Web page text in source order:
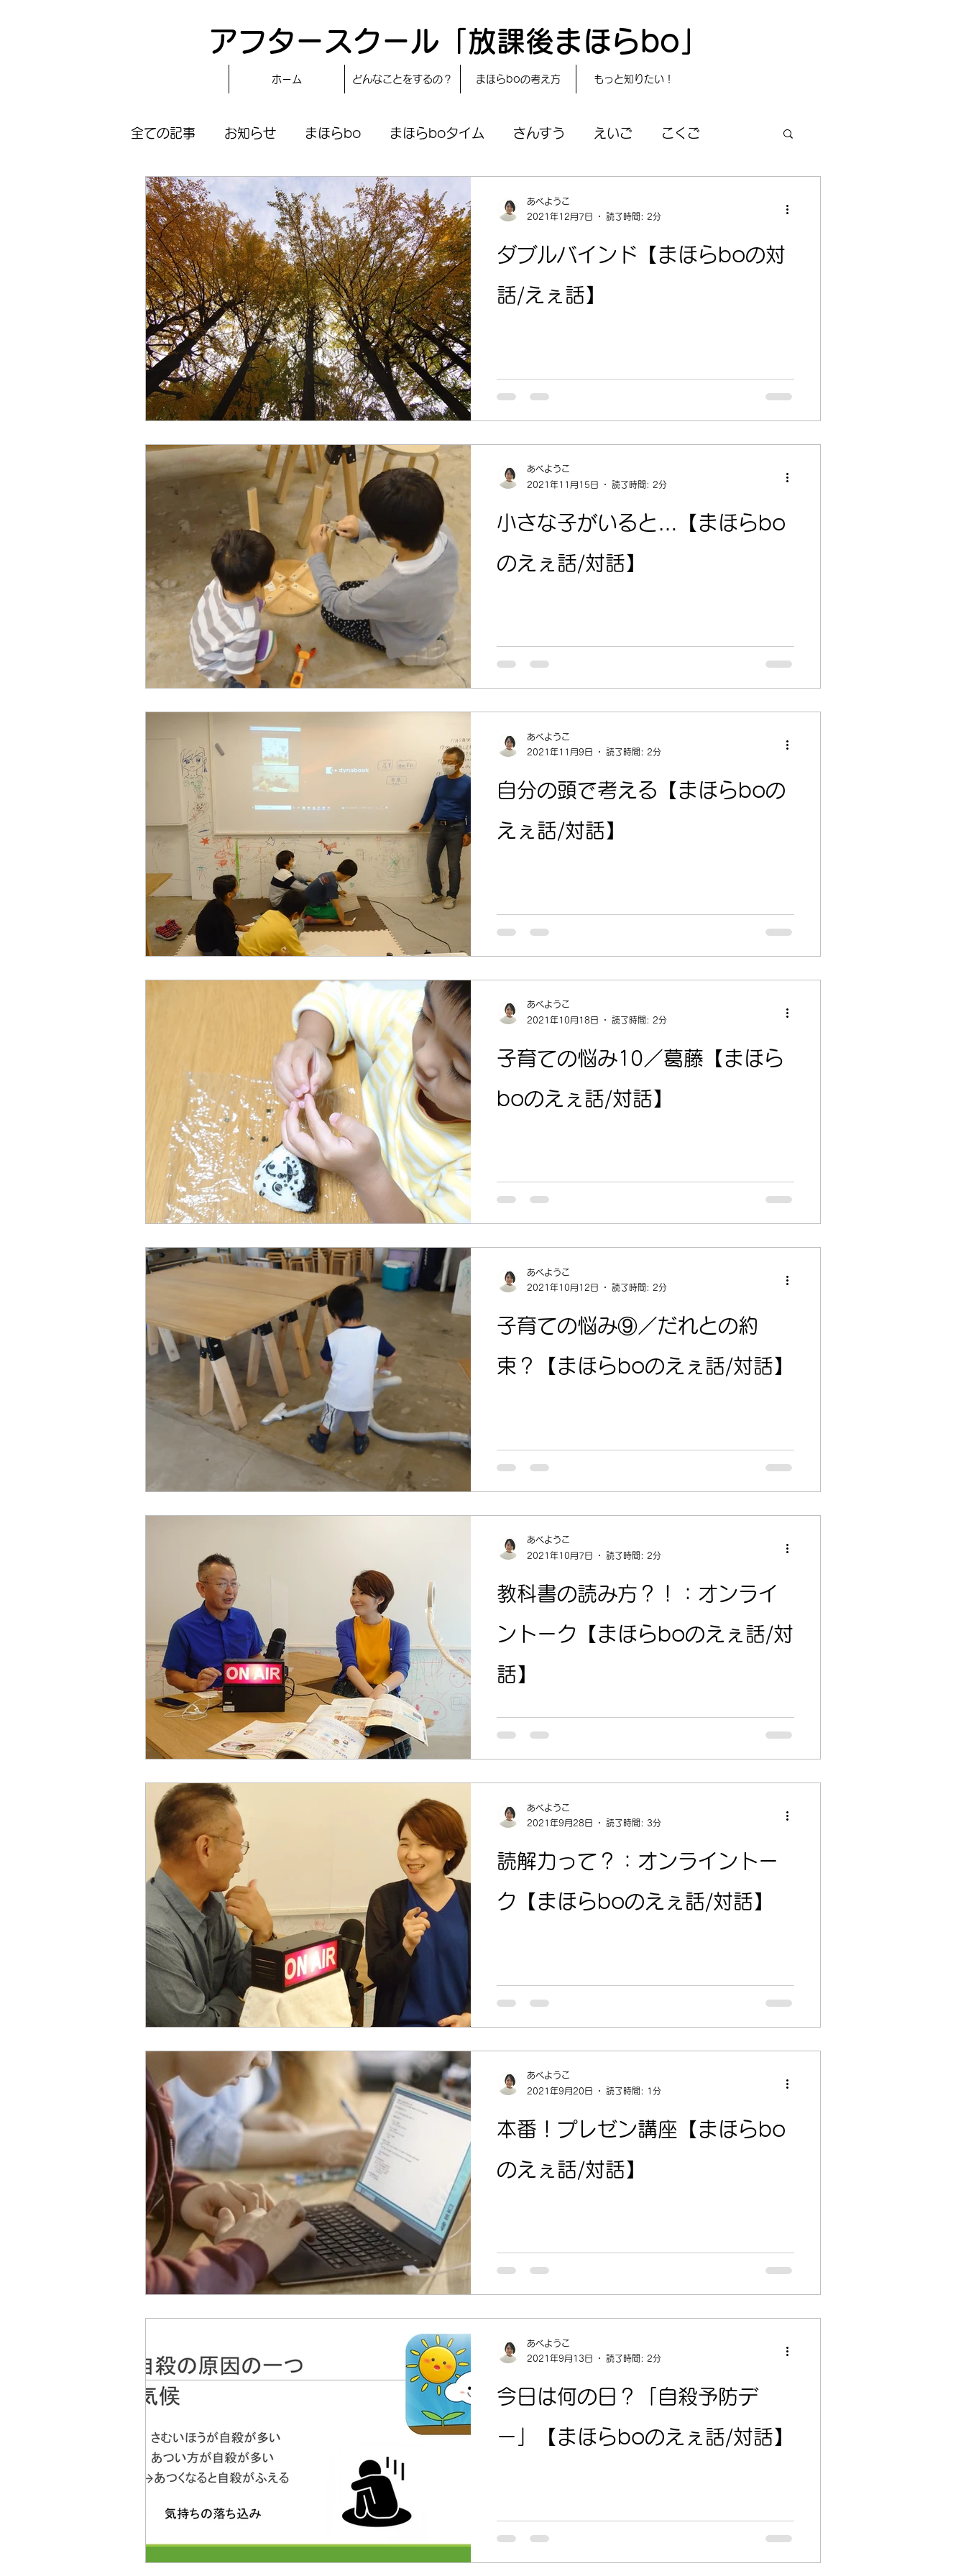
アフタースクール「放課後まほらbo」
ホーム どんなことをするの？ まほらboの考え方 もっと知りたい！
全ての記事 お知らせ まほらbo まほらboタイム さんすう えいご こくご
スタッフブログ 〝自分で作る〟もぐもぐタイム
まほらboのえぇ話／対話 まほらboの学習／仕事 まほらboのあそび
まほらboの催し／行事 まほらじお SDGs 今日は何の日？
ダブルバインド【まほらboの対
話/えぇ話】
あべようこ
2021年12月7日
読了時間: 2分
小さな子がいると…【まほらbo
のえぇ話/対話】
あべようこ
2021年11月15日
読了時間: 2分
自分の頭で考える【まほらboの
えぇ話/対話】
あべようこ
2021年11月9日
読了時間: 2分
子育ての悩み10／葛藤【まほら
boのえぇ話/対話】
あべようこ
2021年10月18日
読了時間: 2分
子育ての悩み⑨／だれとの約
束？【まほらboのえぇ話/対話】
あべようこ
2021年10月12日
読了時間: 2分
教科書の読み方？！：オンライ
ントーク【まほらboのえぇ話/対
話】
あべようこ
2021年10月7日
読了時間: 2分
読解力って？：オンライントー
ク【まほらboのえぇ話/対話】
あべようこ
2021年9月28日
読了時間: 3分
本番！プレゼン講座【まほらbo
のえぇ話/対話】
あべようこ
2021年9月20日
読了時間: 1分
今日は何の日？「自殺予防デ
ー」【まほらboのえぇ話/対話】
あべようこ
2021年9月13日
読了時間: 2分